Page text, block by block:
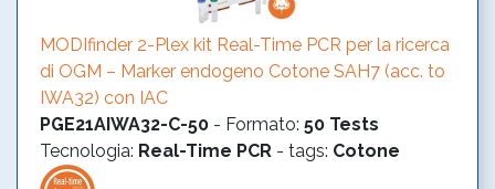
MODIfinder 2-Plex kit Real-Time PCR per la ricerca
di OGM – Marker endogeno Cotone SAH7 (acc. to
IWA32) con IAC
PGE21AIWA32-C-50 - Formato: 50 Tests
Tecnologia: Real-Time PCR - tags: Cotone